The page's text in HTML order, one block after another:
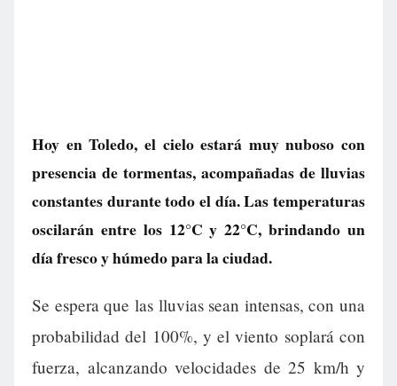
Hoy en Toledo, el cielo estará muy nuboso con
presencia de tormentas, acompañadas de lluvias
constantes durante todo el día. Las temperaturas
oscilarán entre los 12°C y 22°C, brindando un
día fresco y húmedo para la ciudad.
Se espera que las lluvias sean intensas, con una
probabilidad del 100%, y el viento soplará con
fuerza, alcanzando velocidades de 25 km/h y